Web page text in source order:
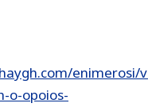
enimerosi/
o-opoios-